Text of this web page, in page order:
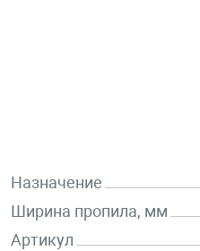
Назначение
Ширина пропила, мм
Артикул